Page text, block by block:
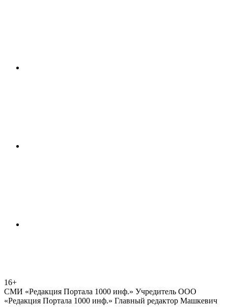
16+
СМИ «Редакция Портала 1000 инф.» Учредитель ООО
«Редакция Портала 1000 инф.» Главный редактор Машкевич